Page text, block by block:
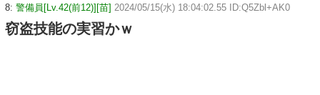
8: 警備員[Lv.42(前12)][苗] 2024/05/15(水) 18:04:02.55 ID:Q5Zbl+AK0
窃盗技能の実習かｗ